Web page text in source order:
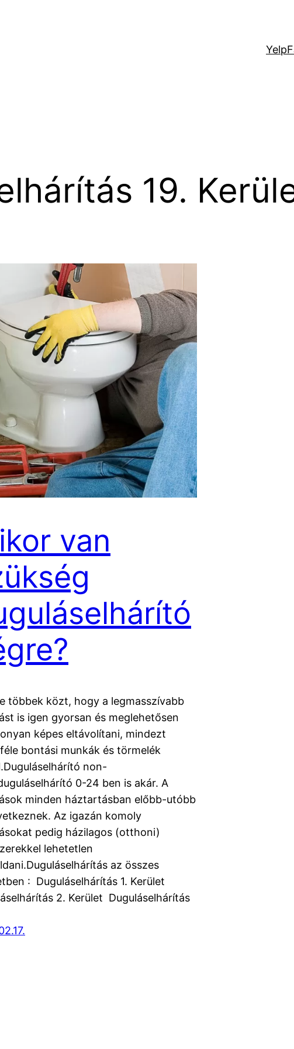
Yelp
19.
van
többek közt, hogy a legmasszívabb
is igen gyorsan és meglehetősen
képes eltávolítani, mindezt
bontási munkák és törmelék
non-
0-24 ben is akár. A
minden háztartásban előbb-utóbb
Az igazán komoly
pedig házilagos (otthoni)
lehetetlen
az összes
: Duguláselhárítás 1. Kerület
2. Kerület Duguláselhárítás